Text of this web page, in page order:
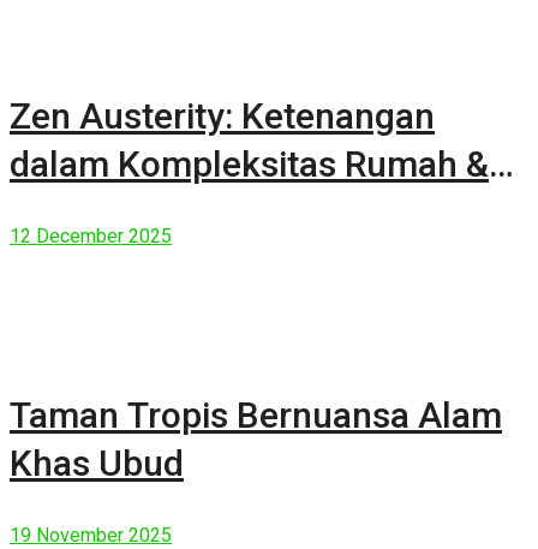
Zen Austerity: Ketenangan
dalam Kompleksitas Rumah &
12 December 2025
Taman Tropis Bernuansa Alam
Khas Ubud
19 November 2025